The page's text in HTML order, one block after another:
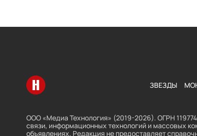
Перейти на главную ЗВЕЗДЫ
ООО «Медиа Технология» (2019-2026). ОГРН
связи, информационных технологий и массовых
объявлениях. Редакция не предоставляет